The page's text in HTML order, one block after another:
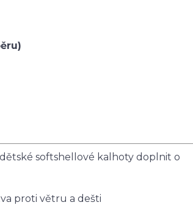
softshellové kalhoty doplnit o
proti větru a dešti